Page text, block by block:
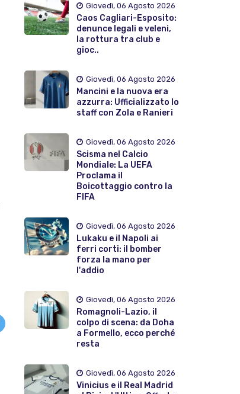
Giovedì, 06 Agosto 2026
Caos Cagliari-Esposito:
denunce legali e veleni,
la rottura tra club e
gioc..
Giovedì, 06 Agosto 2026
Mancini e la nuova era
azzurra: Ufficializzato lo
staff con Zola e Ranieri
Giovedì, 06 Agosto 2026
Scisma nel Calcio
Mondiale: La UEFA
Proclama il
Boicottaggio contro la
FIFA
Giovedì, 06 Agosto 2026
Lukaku e il Napoli ai
ferri corti: il bomber
forza la mano per
l'addio
Giovedì, 06 Agosto 2026
Romagnoli-Lazio, il
colpo di scena: da Doha
a Formello, ecco perché
resta
Giovedì, 06 Agosto 2026
Vinicius e il Real Madrid